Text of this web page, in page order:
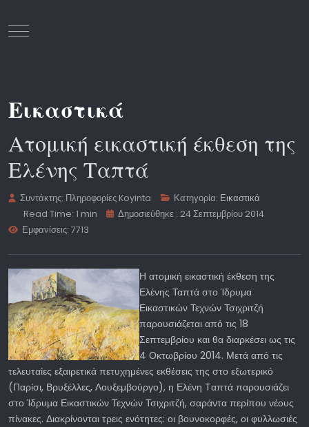
Mobile Menu Toggle
Εικαστικά
Ατομική εικαστική έκθεση της
Ελένης Ταπτά
Συντάκτης: Πληροφορίες Koyinta Κατηγορία: Εικαστικά
Read Time: 1 min
Δημοσιεύθηκε : 24 Σεπτεμβρίου 2014
Εμφανίσεις: 7713
Η ατομική εικαστική έκθεση της
Ελένης Ταπτά στο Ίδρυμα
Εικαστικών Τεχνών Τσιχριτζή
παρουσιάζεται από τις 18
Σεπτεμβρίου και θα διαρκέσει ως τις
4 Οκτωβρίου 2014. Μετά από τις
τελευταίες εξαιρετικά πετυχημένες εκθέσεις της στο εξωτερικό
(Παρίσι, Βρυξέλλες, Λουξεμβούργο), η Ελένη Tαπτά παρουσιάζει
στο Ίδρυμα Εικαστικών Τεχνών Τσιχριτζή, σαράντα περίπου νέους
πίνακες. Διακρίνονται τρεις ενότητες: οι βουνοκορφές, οι φυλλωσιές